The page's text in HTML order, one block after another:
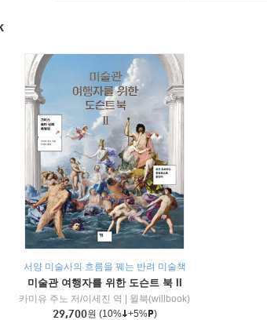
서양 미술사의 흐름을 꿰는 반려 미술책
미술관 여행자를 위한 도슨트 북 II
카미유 주노 저/이세진 역
윌북(willbook)
29,700원 (10% +5% )